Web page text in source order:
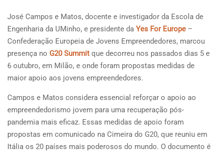
José Campos e Matos, docente e investigador da Escola de
Engenharia da UMinho, e presidente da Yes For Europe –
Confederação Europeia de Jovens Empreendedores, marcou
presença no G20 Summit que decorreu nos passados dias 5 e
6 outubro, em Milão, e onde foram propostas medidas de
maior apoio aos jovens empreendedores.
Campos e Matos considera essencial reforçar o apoio ao
empreendedorismo jovem para uma recuperação pós-
pandemia mais eficaz. Essas medidas de apoio foram
propostas em comunicado na Cimeira do G20, que reuniu em
Itália os 20 países mais poderosos do mundo. O documento é